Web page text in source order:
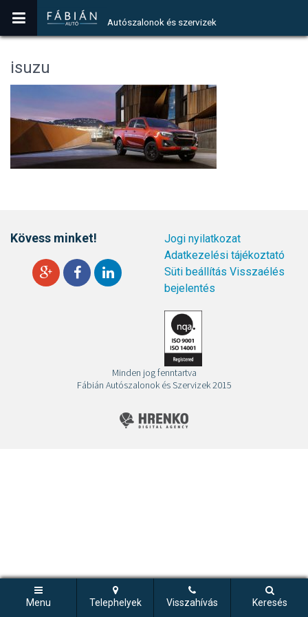
Autószalonok és szervizek
Menu Telephelyek Visszahívás Keresés
isuzu
Kövess minket!
Jogi nyilatkozat
Adatkezelési tájékoztató
Süti beállítás Visszaélés
bejelentés
Minden jog fenntartva
Fábián Autószalonok és Szervizek 2015